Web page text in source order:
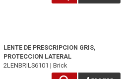
LENTE DE PRESCRIPCION GRIS,
PROTECCION LATERAL
2LENBRILS6101 | Brick